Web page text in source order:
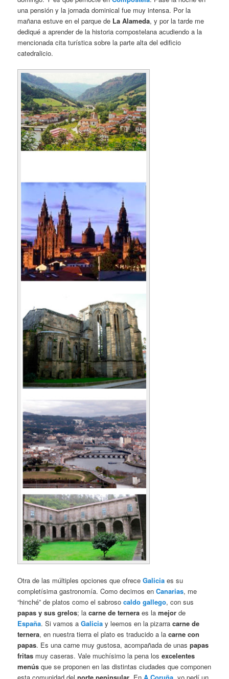
una pensión y la jornada dominical fue muy intensa. Por la
mañana estuve en el parque de La Alameda, y por la tarde me
dediqué a aprender de la historia compostelana acudiendo a la
mencionada cita turística sobre la parte alta del edificio
catedralicio.
Otra de las múltiples opciones que ofreceGaliciaes su
completísima gastronomía. Como decimos enCanarias, me
“hinché” de platos como el sabrosocaldo gallego, con sus
papas y sus grelos; lacarne de ternera es lamejor de
España. Si vamos aGaliciay leemos en la pizarracarne de
ternera, en nuestra tierra el plato es traducido a lacarne con
papas. Es una carne muy gustosa, acompañada de unaspapas
fritas muy caseras. Vale muchísimo la pena losexcelentes
menús que se proponen en las distintas ciudades que componen